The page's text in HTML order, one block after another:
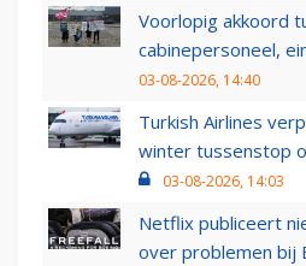
Voorlopig akkoord
cabinepersoneel,
03-08-2026, 14:40
Turkish Airlines
winter tussenstop
03-08-2026, 14:03
Netflix publiceert
over problemen bij